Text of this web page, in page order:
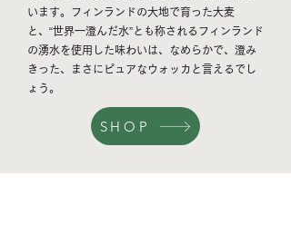
います。フィンランドの大地で育った大麦
と、“世界一澄んだ水”とも称されるフィンランド
の湧水を使用した味わいは、なめらかで、澄み
きった、まさにピュアなウォッカと言えるでし
ょう。
SHOP